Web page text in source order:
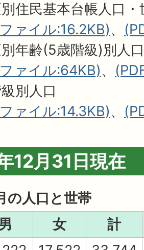
住民基本台帳人口・
ァイル:16.2KB)、
年齢(5歳階級)別人
ァイル:64KB)、
別人口
ァイル:14.3KB)、
12月31日現在
の人口と世帯
女
計